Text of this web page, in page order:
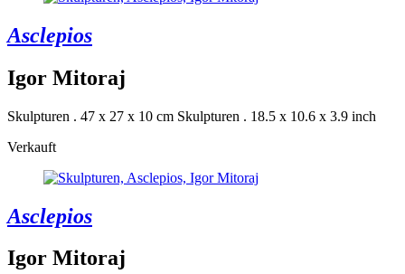
Asclepios
Igor Mitoraj
Skulpturen . 47 x 27 x 10 cm Skulpturen . 18.5 x 10.6 x 3.9 inch
Verkauft
Asclepios
Igor Mitoraj